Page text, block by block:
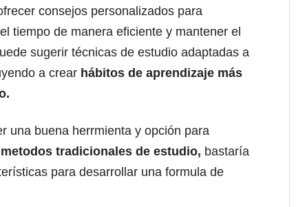
consejos personalizados para
tiempo de manera eficiente y mantener el
sugerir técnicas de estudio adaptadas a
a crear hábitos de aprendizaje más
una buena herrmienta y opción para
tradicionales de estudio, bastaría
para desarrollar una formula de